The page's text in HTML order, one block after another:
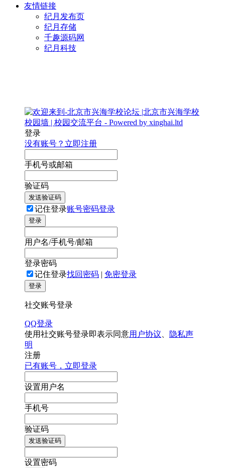
友情链接
纪月发布页
纪月存储
千趣源码网
纪月科技
登录
没有账号？立即注册
手机号或邮箱
验证码
发送验证码
记住登录账号密码登录
登录
用户名/手机号/邮箱
登录密码
记住登录找回密码 | 免密登录
登录
社交账号登录
QQ登录
使用社交账号登录即表示同意用户协议
隐私声
明
注册
已有账号，立即登录
设置用户名
手机号
验证码
发送验证码
设置密码